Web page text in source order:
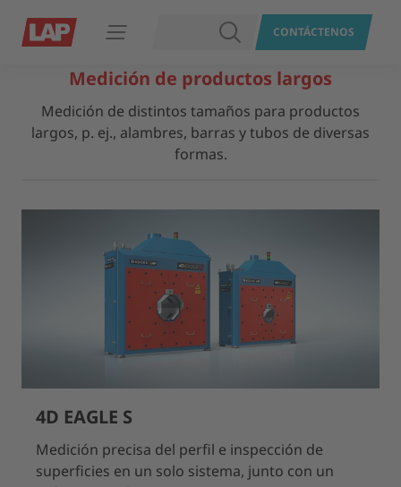
Abrir navegación BUSCARCONTÁCTENOS
Medición de productos largos
Medición de distintos tamaños para productos
largos, p. ej., alambres, barras y tubos de diversas
formas.
4D EAGLE S
Medición precisa del perfil e inspección de
superficies en un solo sistema, junto con un